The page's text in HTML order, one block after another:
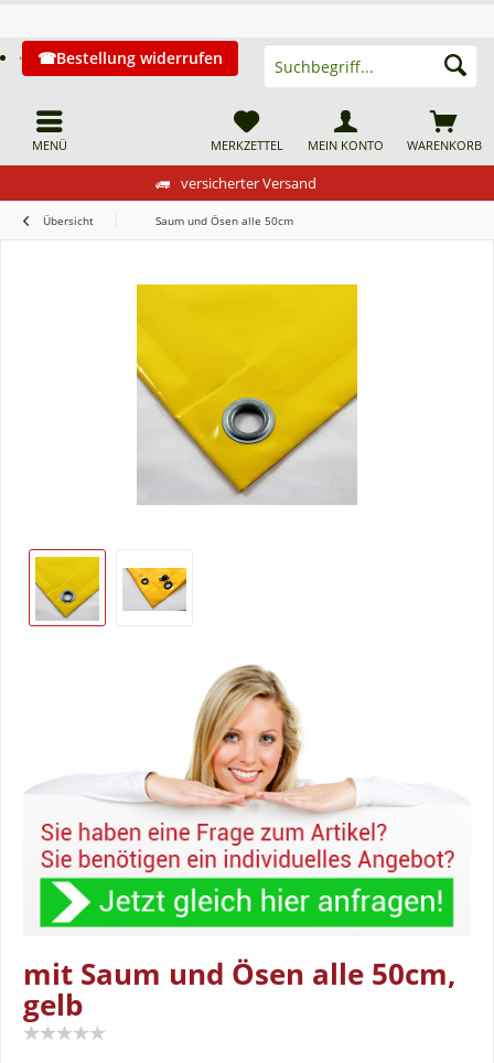
versicherter Versand
MENÜ
Bestellung widerrufen
WARENKORB
MERKZETTEL MEIN KONTO
Übersicht Saum und Ösen alle 50cm
mit Saum und Ösen alle 50cm,
gelb